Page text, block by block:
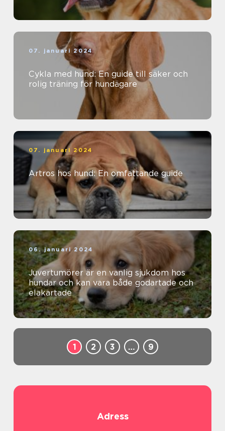
07. januari 2024
Cykla med hund: En guide till säker och
rolig träning för hundägare
07. januari 2024
Artros hos hund: En omfattande guide
06. januari 2024
Juvertumörer är en vanlig sjukdom hos
hundar och kan vara både godartade och
elakartade
1 2 3 … 9
Adress